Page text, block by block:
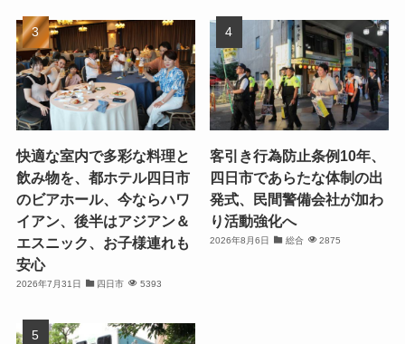
快適な室内で多彩な料理と
飲み物を、都ホテル四日市
のビアホール、今ならハワ
イアン、後半はアジアン＆
エスニック、お子様連れも
安心
2026年7月31日 四日市 5393
客引き行為防止条例10年、
四日市であらたな体制の出
発式、民間警備会社が加わ
り活動強化へ
2026年8月6日 総合 2875